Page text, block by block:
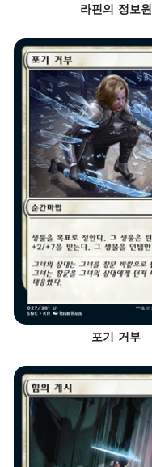
라핀의 정보원
포기 거부